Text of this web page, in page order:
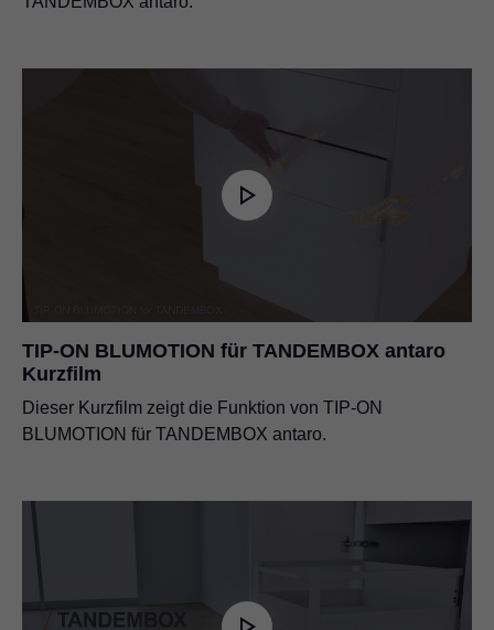
TIP-ON BLUMOTION für TANDEMBOX antaro
Kurzfilm
Dieser Kurzfilm zeigt die Funktion von TIP-ON
BLUMOTION für TANDEMBOX antaro.